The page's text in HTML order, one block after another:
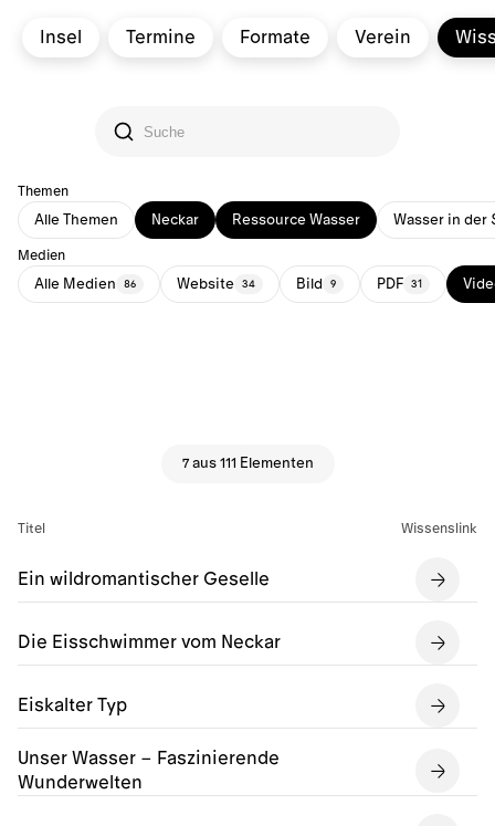
Insel Termine Formate Verein
Themen
Alle Themen Neckar Ressource Wasser Wasser in der
Medien
Alle Medien 86 Website 34 Bild 9 PDF 31
7 aus 111 Elementen
Titel Wissenslink
Ein wildromantischer Geselle
Die Eisschwimmer vom Neckar
Eiskalter Typ
Unser Wasser – Faszinierende
Wunderwelten